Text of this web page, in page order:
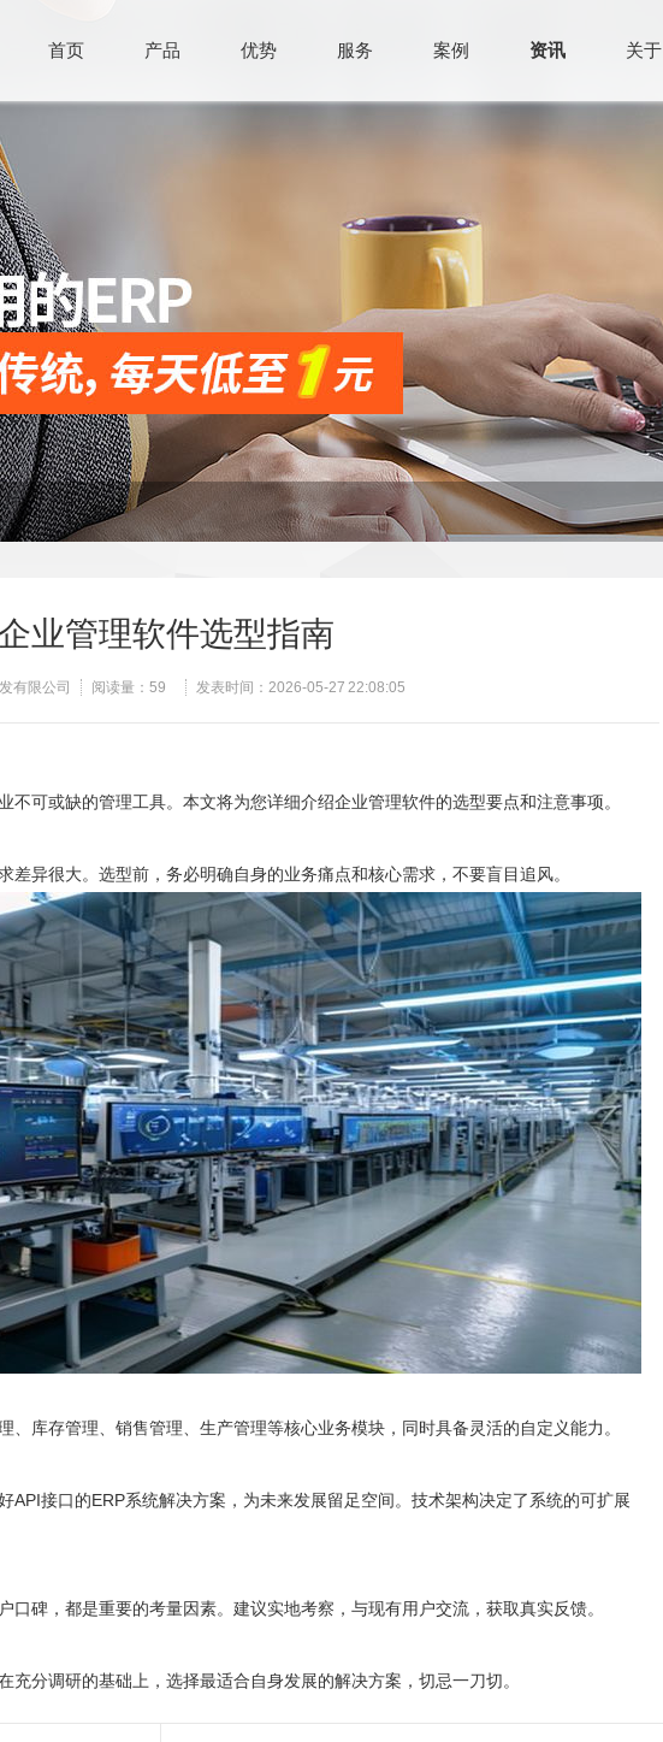
首页 产品 优势 服务 案例 资讯 关于
业管理软件选型指南
有限公司 阅读量： 59 发表时间：2026-05-27 22:08:05
不可或缺的管理工具。本文将为您详细介绍企业管理软件的选型要点和注意事项。
异很大。选型前，务必明确自身的业务痛点和核心需求，不要盲目追风。
、库存管理、销售管理、生产管理等核心业务模块，同时具备灵活的自定义能力。
API接口的ERP系统解决方案，为未来发展留足空间。技术架构决定了系统的可扩展
碑，都是重要的考量因素。建议实地考察，与现有用户交流，获取真实反馈。
充分调研的基础上，选择最适合自身发展的解决方案，切忌一刀切。